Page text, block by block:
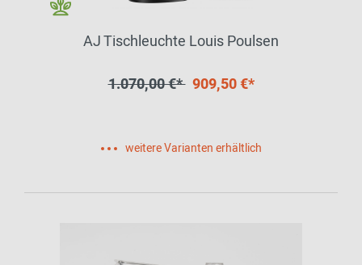
AJ Tischleuchte Louis Poulsen
1.070,00 €*909,50 €*
weitere Varianten erhältlich